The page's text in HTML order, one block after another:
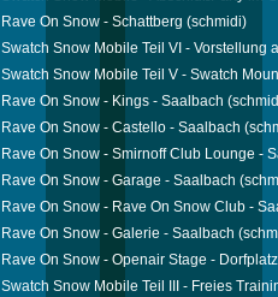
Rave On Snow - Schattberg (schmidi)
Swatch Snow Mobile Teil VI - Vorstellung
Swatch Snow Mobile Teil V - Swatch
Rave On Snow - Kings - Saalbach
Rave On Snow - Castello - Saalbach
Rave On Snow - Smirnoff Club Lounge -
Rave On Snow - Garage - Saalbach
Rave On Snow - Rave On Snow Club -
Rave On Snow - Galerie - Saalbach
Rave On Snow - Openair Stage -
Swatch Snow Mobile Teil III - Freies